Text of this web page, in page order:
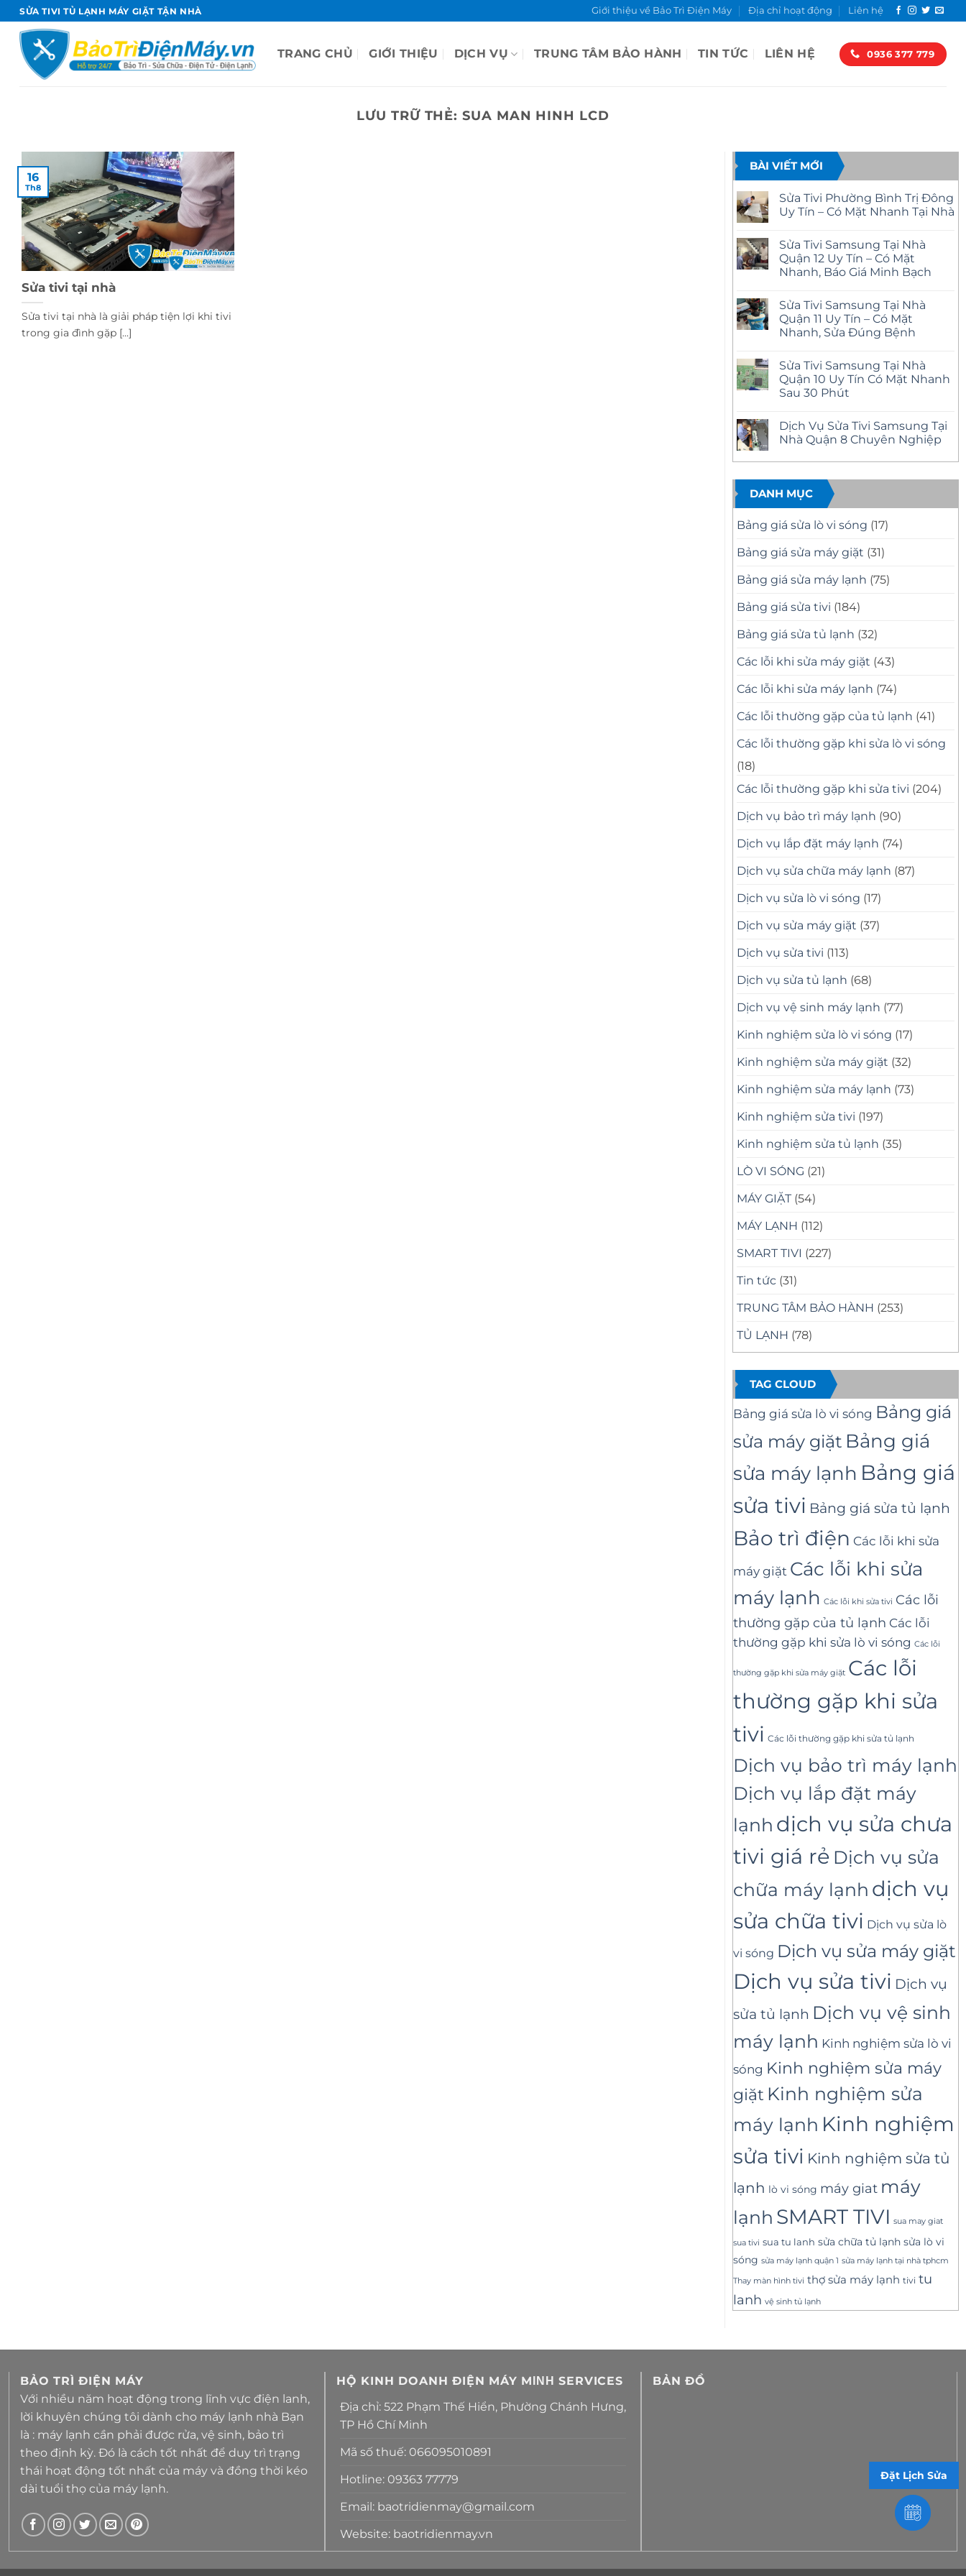
qua
dung
SỬA TIVI TỦ LẠNH MÁY GIẶT TẬN NHÀ Giới thiệu về Bảo Trì Điện Máy Địa chỉ hoạt động Liên hệ
TRANG CHỦ GIỚI THIỆU DỊCH VỤ TRUNG TÂM BẢO HÀNH TIN TỨC LIÊN HỆ 0936 377 779
LƯU TRỮ THẺ:SUA MAN HINH LCD
Sửa tivi tại nhà
Sửa tivi tại nhà là giải pháp tiện lợi khi tivi
trong gia đình gặp [...]
16
Th8
BÀI VIẾT MỚI
Sửa Tivi Phường Bình Trị Đông
Uy Tín – Có Mặt Nhanh Tại Nhà
bình
luận
ở
Sửa
Bình
Trị
Đông
Uy
Tín
Mặt
Nhanh
Tại
Nhà
Sửa Tivi Samsung Tại Nhà
Quận 12 Uy Tín – Có Mặt
Nhanh, Báo Giá Minh Bạch
bình
luận
ở
Sửa
Tại
Nhà
Quận
12
Uy
Có
Mặt
Nhanh,
Giá
Bạch
Sửa Tivi Samsung Tại Nhà
Quận 11 Uy Tín – Có Mặt
Nhanh, Sửa Đúng Bệnh
bình
luận
ở
Sửa
Tại
Nhà
Quận
–
Mặt
Đúng
Sửa Tivi Samsung Tại Nhà
Quận 10 Uy Tín Có Mặt Nhanh
Sau 30 Phút
bình
luận
ở
Tivi
Tại
Nhà
Quận
10
Uy
Tín
Mặt
Nhanh
30
Phút
Dịch Vụ Sửa Tivi Samsung Tại
Nhà Quận 8 Chuyên Nghiệp
có
luận
ở
Dịch
Vụ
Sửa
Tivi
Tại
Nhà
8
Chuyên
DANH MỤC
Bảng giá sửa lò vi sóng (17)
Bảng giá sửa máy giặt (31)
Bảng giá sửa máy lạnh (75)
Bảng giá sửa tivi (184)
Bảng giá sửa tủ lạnh (32)
Các lỗi khi sửa máy giặt (43)
Các lỗi khi sửa máy lạnh (74)
Các lỗi thường gặp của tủ lạnh (41)
Các lỗi thường gặp khi sửa lò vi sóng
(18)
Các lỗi thường gặp khi sửa tivi (204)
Dịch vụ bảo trì máy lạnh (90)
Dịch vụ lắp đặt máy lạnh (74)
Dịch vụ sửa chữa máy lạnh (87)
Dịch vụ sửa lò vi sóng (17)
Dịch vụ sửa máy giặt (37)
Dịch vụ sửa tivi (113)
Dịch vụ sửa tủ lạnh (68)
Dịch vụ vệ sinh máy lạnh (77)
Kinh nghiệm sửa lò vi sóng (17)
Kinh nghiệm sửa máy giặt (32)
Kinh nghiệm sửa máy lạnh (73)
Kinh nghiệm sửa tivi (197)
Kinh nghiệm sửa tủ lạnh (35)
LÒ VI SÓNG (21)
MÁY GIẶT (54)
MÁY LẠNH (112)
SMART TIVI (227)
Tin tức (31)
TRUNG TÂM BẢO HÀNH (253)
TỦ LẠNH (78)
TAG CLOUD
Bảng giá sửa lò vi sóng Bảng giá
sửa máy giặt Bảng giá
sửa máy lạnh Bảng giá
sửa tivi Bảng giá sửa tủ lạnh
Bảo trì điện Các lỗi khi sửa
máy giặt Các lỗi khi sửa
máy lạnh Các lỗi khi sửa tivi Các lỗi
thường gặp của tủ lạnh Các lỗi
thường gặp khi sửa lò vi sóng Các lỗi
thường gặp khi sửa máy giặt Các lỗi
thường gặp khi sửa
tivi Các lỗi thường gặp khi sửa tủ lạnh
Dịch vụ bảo trì máy lạnh
Dịch vụ lắp đặt máy
lạnh dịch vụ sửa chưa
tivi giá rẻ Dịch vụ sửa
chữa máy lạnh dịch vụ
sửa chữa tivi Dịch vụ sửa lò
vi sóng Dịch vụ sửa máy giặt
Dịch vụ sửa tivi Dịch vụ
sửa tủ lạnh Dịch vụ vệ sinh
máy lạnh Kinh nghiệm sửa lò vi
sóng Kinh nghiệm sửa máy
giặt Kinh nghiệm sửa
máy lạnh Kinh nghiệm
sửa tivi Kinh nghiệm sửa tủ
lạnh lò vi sóng máy giat máy
lạnh SMART TIVI sua may giat
sua tivi sua tu lanh sửa chữa tủ lạnh sửa lò vi
sóng sửa máy lạnh quận 1 sửa máy lạnh tại nhà tphcm
Thay màn hình tivi thợ sửa máy lạnh tivi tu
lanh vệ sinh tủ lạnh
BẢO TRÌ ĐIỆN MÁY
Với nhiều năm hoạt động trong lĩnh vực điện lanh,
lời khuyên chúng tôi dành cho máy lạnh nhà Bạn
là : máy lạnh cần phải được rửa, vệ sinh, bảo trì
theo định kỳ. Đó là cách tốt nhất để duy trì trạng
thái hoạt động tốt nhất của máy và đồng thời kéo
dài tuổi thọ của máy lạnh.
HỘ KINH DOANH ĐIỆN MÁY MΙΝΗ SERVICES
Địa chỉ: 522 Phạm Thế Hiển, Phường Chánh Hưng,
TP Hồ Chí Minh
Mã số thuế: 066095010891
Hotline: 09363 77779
Email: baotridienmay@gmail.com
Website: baotridienmay.vn
BẢN ĐỒ
Đặt Lịch Sửa